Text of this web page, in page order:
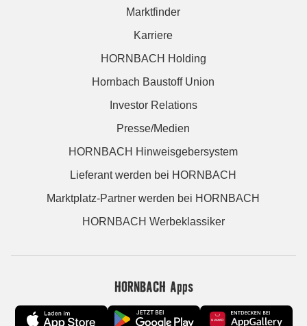
Marktfinder
Karriere
HORNBACH Holding
Hornbach Baustoff Union
Investor Relations
Presse/Medien
HORNBACH Hinweisgebersystem
Lieferant werden bei HORNBACH
Marktplatz-Partner werden bei HORNBACH
HORNBACH Werbeklassiker
HORNBACH Apps